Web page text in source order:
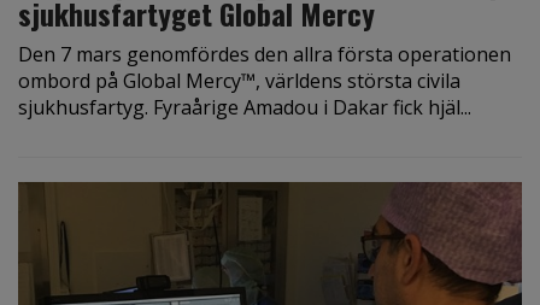
sjukhusfartyget Global Mercy
Den 7 mars genomfördes den allra första operationen
ombord på Global Mercy™, världens största civila
sjukhusfartyg. Fyraårige Amadou i Dakar fick hjäl...